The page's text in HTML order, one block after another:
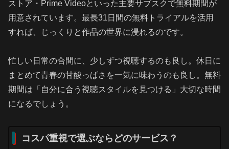
ストア・Prime Videoといった主要サブスクで無料期間が
用意されています。最長31日間の無料トライアルを活用
すれば、じっくりと作品の世界に浸れるのです。
忙しい日常の合間に、少しずつ視聴するのも良し。休日に
まとめて青春の甘酸っぱさを一気に味わうのも良し。無料
期間は「自分に合う視聴スタイルを見つける」大切な時間
になるでしょう。
コスパ重視で選ぶならどのサービス？